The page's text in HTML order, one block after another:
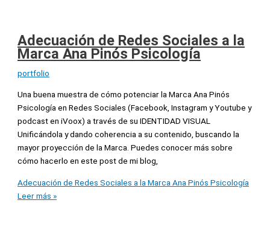
Adecuación de Redes Sociales a la
Marca Ana Pinós Psicología
portfolio
Una buena muestra de cómo potenciar la Marca Ana Pinós
Psicología en Redes Sociales (Facebook, Instagram y Youtube y
podcast en iVoox) a través de su IDENTIDAD VISUAL
Unificándola y dando coherencia a su contenido, buscando la
mayor proyección de la Marca. Puedes conocer más sobre
cómo hacerlo en este post de mi blog,
Adecuación de Redes Sociales a la Marca Ana Pinós Psicología
Leer más »